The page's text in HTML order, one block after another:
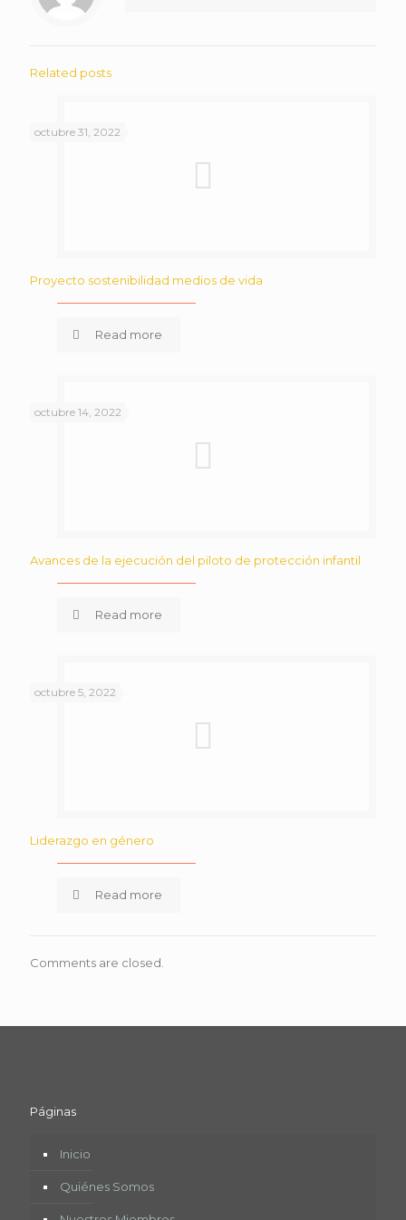
Related posts
octubre 31, 2022
Proyecto sostenibilidad medios de vida
Read more
octubre 14, 2022
Avances de la ejecución del piloto de protección infantil
Read more
octubre 5, 2022
Liderazgo en género
Read more
Comments are closed.
Páginas
Inicio
Quiénes Somos